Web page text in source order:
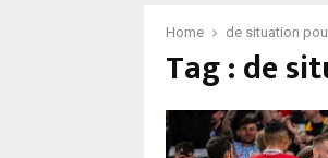
Home de situation
Tag : de